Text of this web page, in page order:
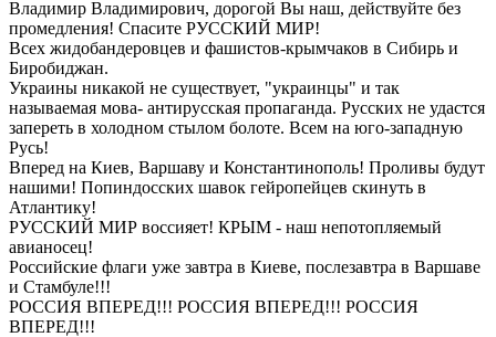
Владимир Владимирович, дорогой Вы наш, действуйте без
промедления! Спасите РУССКИЙ МИР!
Всех жидобандеровцев и фашистов-крымчаков в Сибирь и
Биробиджан.
Украины никакой не существует, "украинцы" и так
называемая мова- антирусская пропаганда. Русских не удастся
запереть в холодном стылом болоте. Всем на юго-западную
Русь!
Вперед на Киев, Варшаву и Константинополь! Проливы будут
нашими! Попиндосских шавок гейропейцев скинуть в
Атлантику!
РУССКИЙ МИР воссияет! КРЫМ - наш непотопляемый
авианосец!
Российские флаги уже завтра в Киеве, послезавтра в Варшаве
и Стамбуле!!!
РОССИЯ ВПЕРЕД!!! РОССИЯ ВПЕРЕД!!! РОССИЯ
ВПЕРЕД!!!